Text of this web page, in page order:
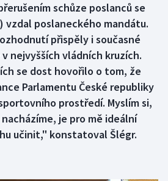
schůze poslanců se
vzdal poslaneckého mandátu.
přispěly i současné
nejvyšších vládních kruzích.
se dost hovořilo o tom, že
Parlamentu České republiky
prostředí. Myslím si,
je pro mě ideální
učinit," konstatoval Šlégr.